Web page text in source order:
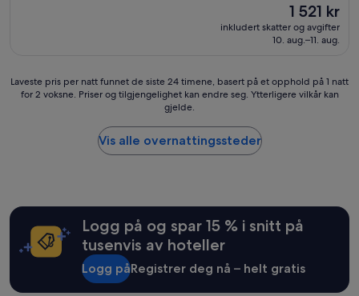
Prisen
er
1 521 kr
1 521 kr
inkludert skatter og avgifter
10. aug.–11. aug.
Laveste
pris
basert
opphold
1
Laveste pris per natt funnet de siste 24 timene, basert på et opphold på 1 natt
for 2 voksne. Priser og tilgjengelighet kan endre seg. Ytterligere vilkår kan
gjelde.
Vis alle overnattingssteder
Logg på og spar 15 % i snitt på
tusenvis av hoteller
Logg påRegistrer deg nå – helt gratis